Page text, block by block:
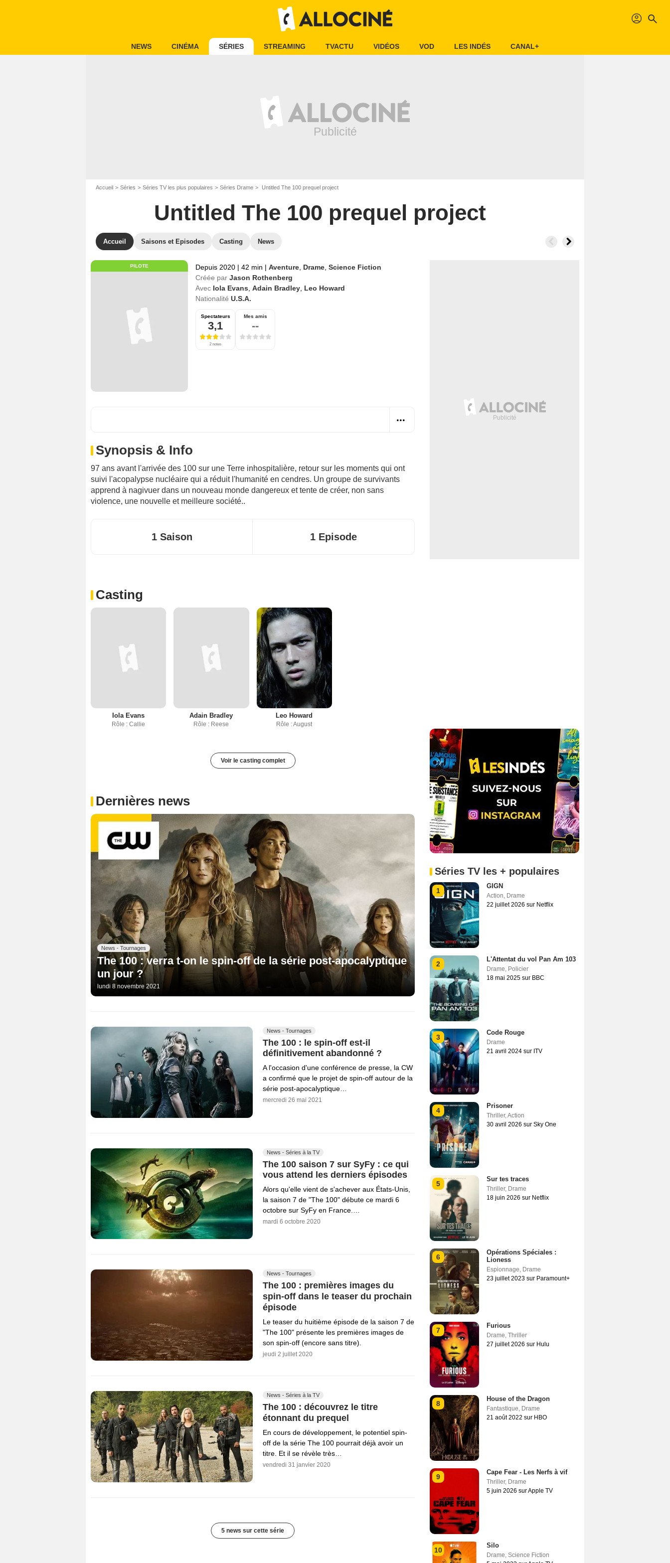
profil search
NEWS CINÉMA SÉRIES STREAMING TVACTU VIDÉOS VOD LES INDÉS CANAL+
Accueil Séries Séries TV les plus populaires Séries Drame Untitled The 100 prequel project
Untitled The 100 prequel project
Accueil Saisons et Episodes Casting News
PILOTE Depuis 2020 | 42 min | Aventure Drame Science Fiction
Créée par Jason Rothenberg
Avec Iola Evans Adain Bradley Leo Howard
Nationalité U.S.A.
Spectateurs
3,1
2 notes
Mes amis
--
Synopsis & Info
97 ans avant l'arrivée des 100 sur une Terre inhospitalière, retour sur les moments qui ont
suivi l'acopalypse nucléaire qui a réduit l'humanité en cendres. Un groupe de survivants
apprend à nagivuer dans un nouveau monde dangereux et tente de créer, non sans
violence, une nouvelle et meilleure société..
1 Saison 1 Episode
Casting
Iola Evans
Rôle : Callie
Adain Bradley
Rôle : Reese
Leo Howard
Rôle : August
Voir le casting complet
Dernières news
News - Tournages
The 100 : verra t-on le spin-off de la série post-apocalyptique
un jour ?
lundi 8 novembre 2021
News - Tournages
The 100 : le spin-off est-il
définitivement abandonné ?
A l'occasion d'une conférence de presse, la CW
a confirmé que le projet de spin-off autour de la
série post-apocalyptique…
mercredi 26 mai 2021
News - Séries à la TV
The 100 saison 7 sur SyFy : ce qui
vous attend les derniers épisodes
Alors qu'elle vient de s'achever aux États-Unis,
la saison 7 de "The 100" débute ce mardi 6
octobre sur SyFy en France.…
mardi 6 octobre 2020
News - Tournages
The 100 : premières images du
spin-off dans le teaser du prochain
épisode
Le teaser du huitième épisode de la saison 7 de
"The 100" présente les premières images de
son spin-off (encore sans titre).
jeudi 2 juillet 2020
News - Séries à la TV
The 100 : découvrez le titre
étonnant du prequel
En cours de développement, le potentiel spin-
off de la série The 100 pourrait déjà avoir un
titre. Et il se révèle très…
vendredi 31 janvier 2020
5 news sur cette série
Séries TV les + populaires
1
GIGN
Action, Drame
22 juillet 2026 sur Netflix
2
L'Attentat du vol Pan Am 103
Drame, Policier
18 mai 2025 sur BBC
3
Code Rouge
Drame
21 avril 2024 sur ITV
4
Prisoner
Thriller,Action
30 avril 2026 sur Sky One
5
Sur tes traces
Thriller, Drame
18 juin 2026 sur Netflix
6
Opérations Spéciales :
Lioness
Espionnage, Drame
23 juillet 2023 sur Paramount+
7
Furious
Drame, Thriller
27 juillet 2026 sur Hulu
8
House of the Dragon
Fantastique, Drame
21 août 2022 sur HBO
9
Cape Fear - Les Nerfs à vif
Thriller, Drame
5 juin 2026 sur Apple TV
10
Silo
Drame, Science Fiction